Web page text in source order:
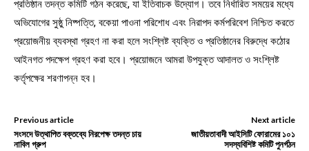
প্রতিষ্ঠান তদন্ত কমিটি গঠন করেছে, যা ইতিবাচক উদ্যোগ। তবে নির্ধারিত সময়ের মধ্যে
অভিযোগের সুষ্ঠু নিষ্পত্তি, বকেয়া পাওনা পরিশোধ এবং নিরাপদ কর্মপরিবেশ নিশ্চিত করতে
প্রয়োজনীয় ব্যবস্থা গ্রহণ না করা হলে সংশ্লিষ্ট ব্যক্তি ও প্রতিষ্ঠানের বিরুদ্ধে কঠোর
আইনগত পদক্ষেপ গ্রহণ করা হবে। প্রয়োজনে আমরা উপযুক্ত আদালত ও সংশ্লিষ্ট
কর্তৃপক্ষের শরণাপন্ন হব।
Previous article
সংসদে উত্থাপিত বক্তব্যে নিরপেক্ষ তদন্ত চায়
নাবিল গ্রুপ
Next article
জাতীয়তাবাদী আইসিটি ফোরামের ১০১
সদস্যবিশিষ্ট কমিটি পুনর্গঠন